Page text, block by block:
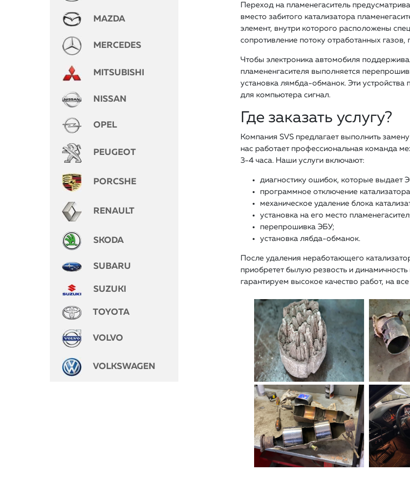
MAZDA
MERCEDES
MITSUBISHI
NISSAN
OPEL
PEUGEOT
PORCSHE
RENAULT
SKODA
SUBARU
SUZUKI
TOYOTA
VOLVO
VOLKSWAGEN
Переход на пламенегаситель
вместо забитого катализатора
элемент, внутри которого расположены
сопротивление потоку отработанных газов,
Чтобы электроника автомобиля
пламененгасителя выполняется
установка лямбда-обманок. Эти
для компьютера сигнал.
Где заказать услугу?
Компания SVS предлагает выполнить
нас работает профессиональная команда
3-4 часа. Наши услуги включают:
диагностику ошибок, которые выдает
программное отключение
механическое удаление блока
установка на его место
перепрошивка ЭБУ;
установка лябда-обманок.
После удаления неработающего
приобретет былую резвость и
гарантируем высокое качество работ, на